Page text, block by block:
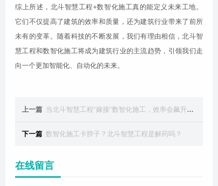
综上所述，北斗智慧工程+数智化施工真的能定义未来工地。
它们不仅提高了建筑的效率和质量，还为建筑行业带来了前所
未有的变革。随着科技的不断发展，我们有理由相信，北斗智
慧工程和数智化施工将成为建筑行业的主流趋势，引领我们走
向一个更加智能化、自动化的未来。
上一篇 当北斗智慧工程“嫁接”数智化施工，效率会飙升吗？
下一篇 数智化施工卡脖子？北斗智慧工程是解药吗？
在线留言